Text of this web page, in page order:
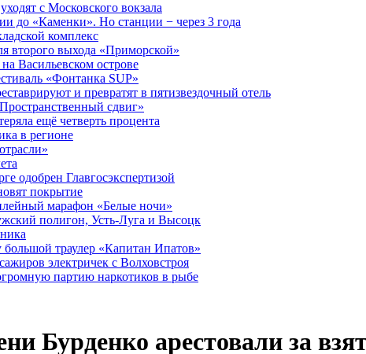
с Московского вокзала
до «Каменки». Но станции − через 3 года
комплекс
второго выхода «Приморской»
Васильевском острове
«Фонтанка SUP»
и превратят в пятизвездочный отель
сдвиг»
ещё четверть процента
в регионе
одобрен Главгосэкспертизой
покрытие
марафон «Белые ночи»
полигон, Усть-Луга и Высоцк
траулер «Капитан Ипатов»
электричек с Волховстроя
партию наркотиков в рыбе
Бурденко арестовали за